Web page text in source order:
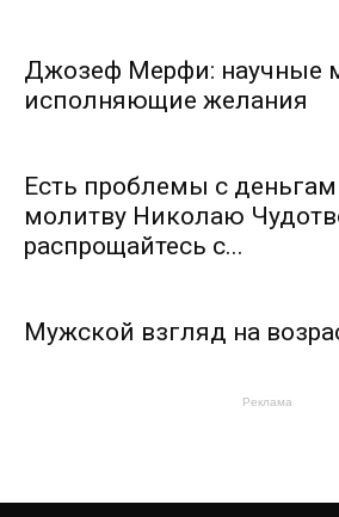
Джозеф Мерфи: научные
исполняющие желания
Есть проблемы с
молитву Николаю
распрощайтесь с...
Мужской взгляд на
Реклама